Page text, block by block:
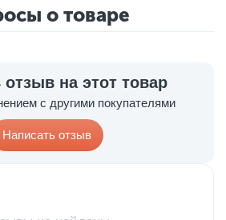
о товаре
на этот товар
с другими покупателями
Написать отзыв